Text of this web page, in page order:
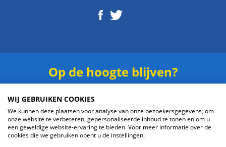
Op de hoogte blijven?
WIJ GEBRUIKEN COOKIES
We kunnen deze plaatsen voor analyse van onze bezoekersgegevens, om
onze website te verbeteren, gepersonaliseerde inhoud te tonen en om u
een geweldige website-ervaring te bieden. Voor meer informatie over de
cookies die we gebruiken opent u de instellingen.